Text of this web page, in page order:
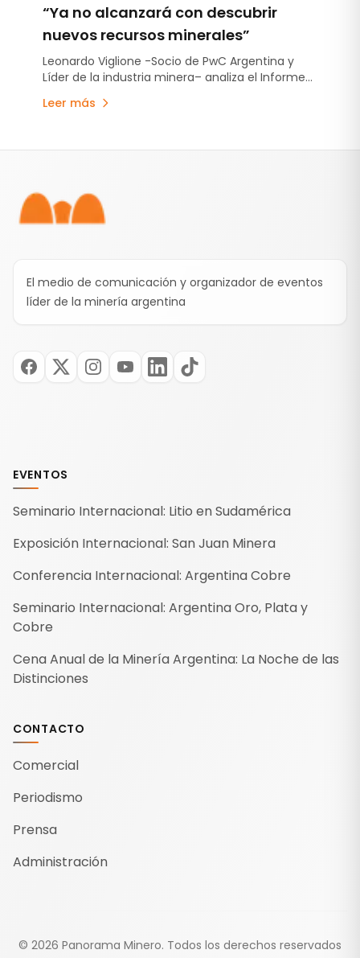
“Ya no alcanzará con descubrir
nuevos recursos minerales”
Leonardo Viglione -Socio de PwC Argentina y
Líder de la industria minera– analiza el Informe
Mine 2026.
Leer más
El medio de comunicación y organizador de eventos
líder de la minería argentina
EVENTOS
Seminario Internacional: Litio en Sudamérica
Exposición Internacional: San Juan Minera
Conferencia Internacional: Argentina Cobre
Seminario Internacional: Argentina Oro, Plata y
Cobre
Cena Anual de la Minería Argentina: La Noche de las
Distinciones
CONTACTO
Comercial
Periodismo
Prensa
Administración
© 2026 Panorama Minero. Todos los derechos reservados